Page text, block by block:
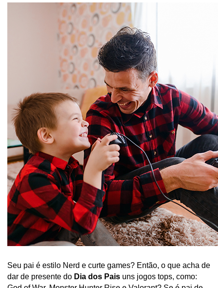
Seu pai é estilo Nerd e curte games? Então, o que acha de
dar de presente do Dia dos Pais uns jogos tops, como: